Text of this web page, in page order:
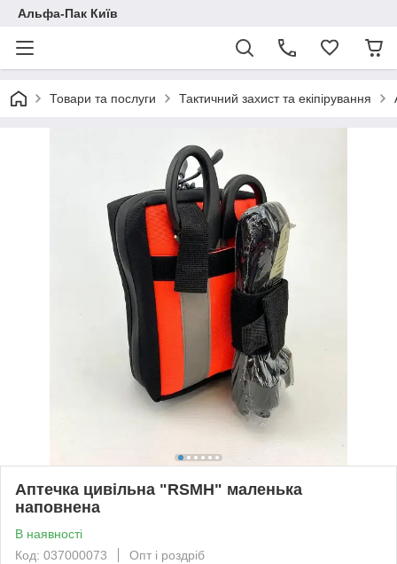
Альфа-Пак Київ
Товари та послуги Тактичний захист та екіпірування
Аптечка цивільна "RSMH" маленька
наповнена
В наявності
Код: 037000073
Опт і роздріб